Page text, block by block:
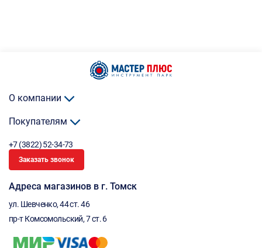
О компании
Покупателям
+7 (3822) 52-34-73
Заказать звонок
Адреса магазинов в г. Томск
ул. Шевченко, 44 ст. 46
пр-т Комсомольский, 7 ст. 6